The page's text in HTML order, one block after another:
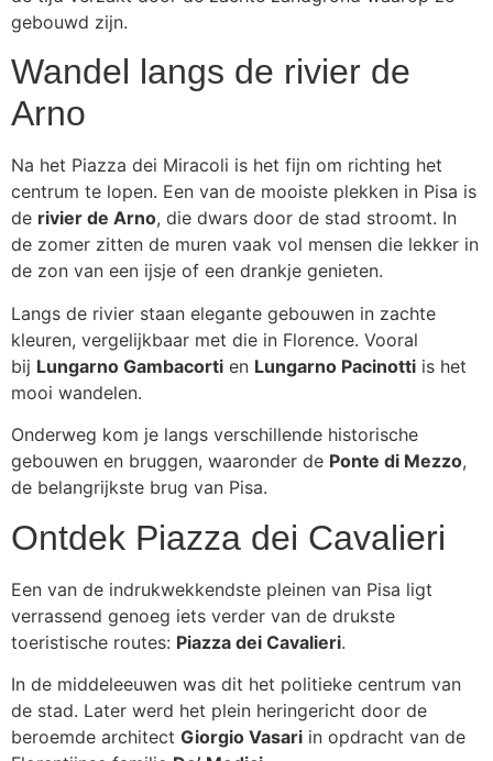
gebouwd zijn.
Wandel langs de rivier de
Arno
Na het Piazza dei Miracoli is het fijn om richting het
centrum te lopen. Een van de mooiste plekken in Pisa is
de rivier de Arno, die dwars door de stad stroomt. In
de zomer zitten de muren vaak vol mensen die lekker in
de zon van een ijsje of een drankje genieten.
Langs de rivier staan elegante gebouwen in zachte
kleuren, vergelijkbaar met die in Florence. Vooral
bij Lungarno Gambacorti en Lungarno Pacinotti is het
mooi wandelen.
Onderweg kom je langs verschillende historische
gebouwen en bruggen, waaronder de Ponte di Mezzo,
de belangrijkste brug van Pisa.
Ontdek Piazza dei Cavalieri
Een van de indrukwekkendste pleinen van Pisa ligt
verrassend genoeg iets verder van de drukste
toeristische routes: Piazza dei Cavalieri.
In de middeleeuwen was dit het politieke centrum van
de stad. Later werd het plein heringericht door de
beroemde architect Giorgio Vasari in opdracht van de